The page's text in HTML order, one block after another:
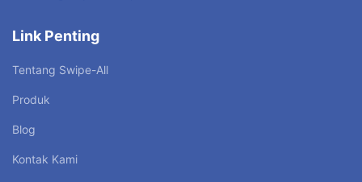
Link Penting
Tentang Swipe-All
Produk
Blog
Kontak Kami